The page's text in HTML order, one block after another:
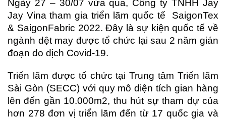
Ngày 27 – 30/07 vừa qua, Công ty TNHH Jay
Jay Vina tham gia triển lãm quốc tế SaigonTex
& SaigonFabric 2022. Đây là sự kiện quốc tế về
ngành dệt may được tổ chức lại sau 2 năm gián
đoạn do dịch Covid-19.
Triển lãm được tổ chức tại Trung tâm Triển lãm
Sài Gòn (SECC) với quy mô diện tích gian hàng
lên đến gần 10.000m2, thu hút sự tham dự của
hơn 278 đơn vị triển lãm đến từ 17 quốc gia và